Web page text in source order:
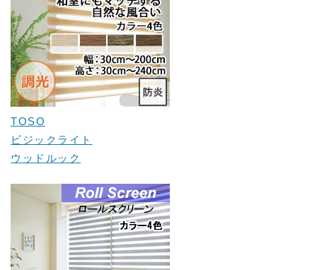
TOSO
ビジックライト
ウッドルック